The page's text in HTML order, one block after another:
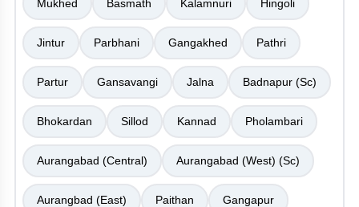
Mukhed Basmath Kalamnuri Hingoli
Jintur Parbhani Gangakhed Pathri
Partur Gansavangi Jalna Badnapur (Sc)
Bhokardan Sillod Kannad Pholambari
Aurangabad (Central) Aurangabad (West) (Sc)
Aurangbad (East) Paithan Gangapur